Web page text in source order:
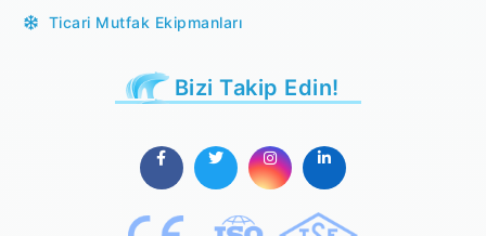
Ticari Mutfak Ekipmanları
Bizi Takip Edin!